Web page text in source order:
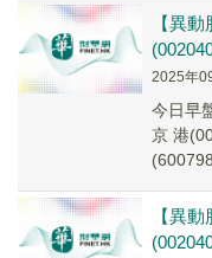
【異
2025年
今日早
京 港
【異